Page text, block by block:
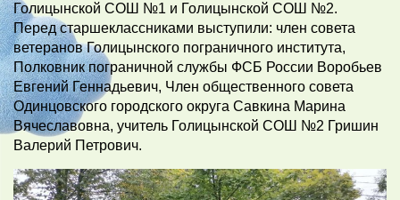
Голицынской СОШ №1 и Голицынской СОШ №2.
Перед старшеклассниками выступили: член совета
ветеранов Голицынского пограничного института,
Полковник пограничной службы ФСБ России Воробьев
Евгений Геннадьевич, Член общественного совета
Одинцовского городского округа Савкина Марина
Вячеславовна, учитель Голицынской СОШ №2 Гришин
Валерий Петрович.